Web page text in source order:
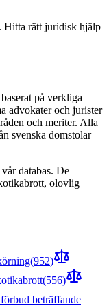
Hitta rätt juridisk hjälp
baserat på verkliga
advokater och jurister
och meriter. Alla
svenska domstolar
databas. De
olovlig
(952)
(556)
beträffande